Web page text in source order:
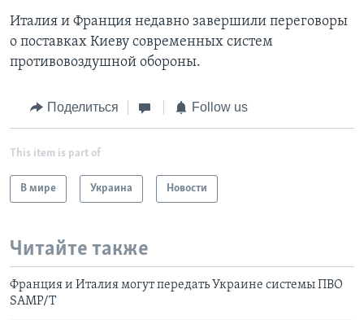
Италия и Франция недавно завершили переговоры
о поставках Киеву современных систем
противовоздушной обороны.
Поделиться Follow us
This item is part of
В мире Украина Новости
Читайте также
Франция и Италия могут передать Украине системы ПВО
SAMP/T